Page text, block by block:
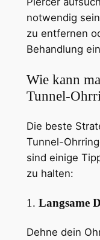
notwendig
zu entfernen
Behandlung
Wie kann
Tunnel-
Die beste
Tunnel-
sind einige
zu halten:
1. Langsame
Dehne dein